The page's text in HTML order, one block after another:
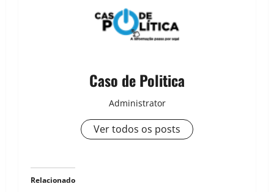
Caso de Politica
Administrator
Ver todos os posts
Relacionado